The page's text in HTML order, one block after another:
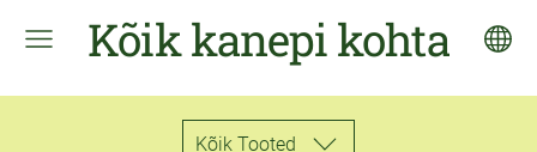
Kõik kanepi kohta
Kõik Tooted